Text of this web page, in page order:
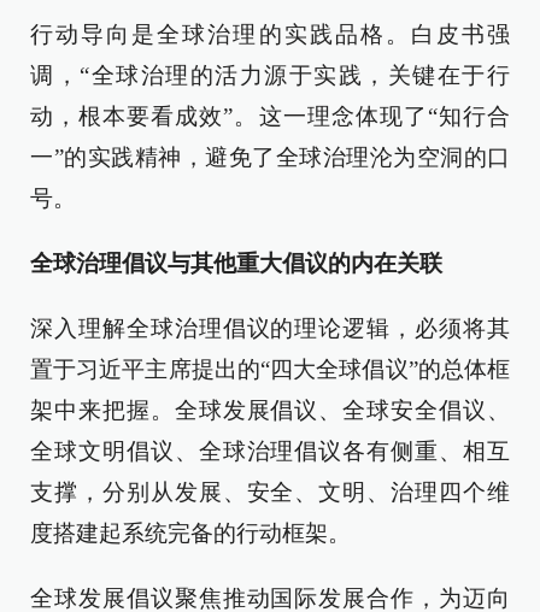
行动导向是全球治理的实践品格。白皮书强
调，“全球治理的活力源于实践，关键在于行
动，根本要看成效”。这一理念体现了“知行合
一”的实践精神，避免了全球治理沦为空洞的口
号。
全球治理倡议与其他重大倡议的内在关联
深入理解全球治理倡议的理论逻辑，必须将其
置于习近平主席提出的“四大全球倡议”的总体框
架中来把握。全球发展倡议、全球安全倡议、
全球文明倡议、全球治理倡议各有侧重、相互
支撑，分别从发展、安全、文明、治理四个维
度搭建起系统完备的行动框架。
全球发展倡议聚焦推动国际发展合作，为迈向